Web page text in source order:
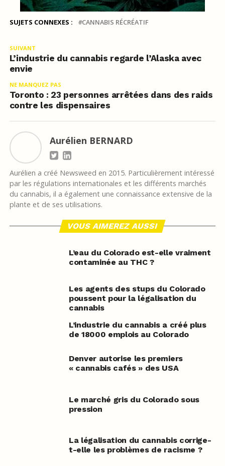
SUJETS CONNEXES : CANNABIS RÉCRÉATIF
SUIVANT
L’industrie du cannabis regarde l’Alaska avec
envie
NE MANQUEZ PAS
Toronto : 23 personnes arrêtées dans des raids
contre les dispensaires
Aurélien BERNARD
Aurélien a créé Newsweed en 2015. Particulièrement intéressé
par les régulations internationales et les différents marchés
du cannabis, il a également une connaissance extensive de la
plante et de ses utilisations.
VOUS AIMEREZ AUSSI
L’eau du Colorado est-elle vraiment
contaminée au THC ?
Les agents des stups du Colorado
poussent pour la légalisation du
cannabis
L’industrie du cannabis a créé plus
de 18000 emplois au Colorado
Denver autorise les premiers
« cannabis cafés » des USA
Le marché gris du Colorado sous
pression
La légalisation du cannabis corrige-
t-elle les problèmes de racisme ?